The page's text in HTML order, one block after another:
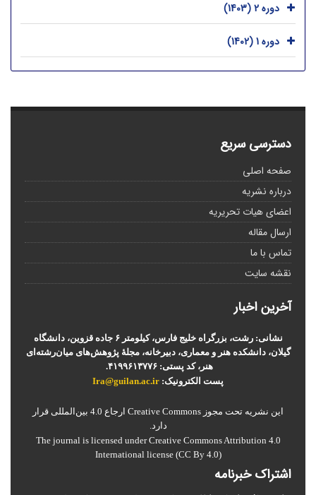
دوره 2 (1403)
دوره 1 (1402)
دسترسی سریع
صفحه اصلی
درباره نشریه
اعضای هیات تحریریه
ارسال مقاله
تماس با ما
نقشه سایت
آخرین اخبار
نشانی: رشت، بزرگراه خلیج فارس، کیلومتر ۶ جاده قزوین، دانشگاه
گیلان، دانشکده هنر و معماری، دبیرخانه، مجلۀ پژوهش‌های میان‌رشته‌ای
هنر، کد پستی: ۴۱۹۹۶۱۳۷۷۶.
پست الکترونیک: Ira@guilan.ac.ir
این نشریه تحت مجوز Creative Commons ارجاع 4.0 بین‌المللی قرار
دارد.
The journal is licensed under Creative Commons Attribution 4.0
International license (CC By 4.0)
اشتراک خبرنامه